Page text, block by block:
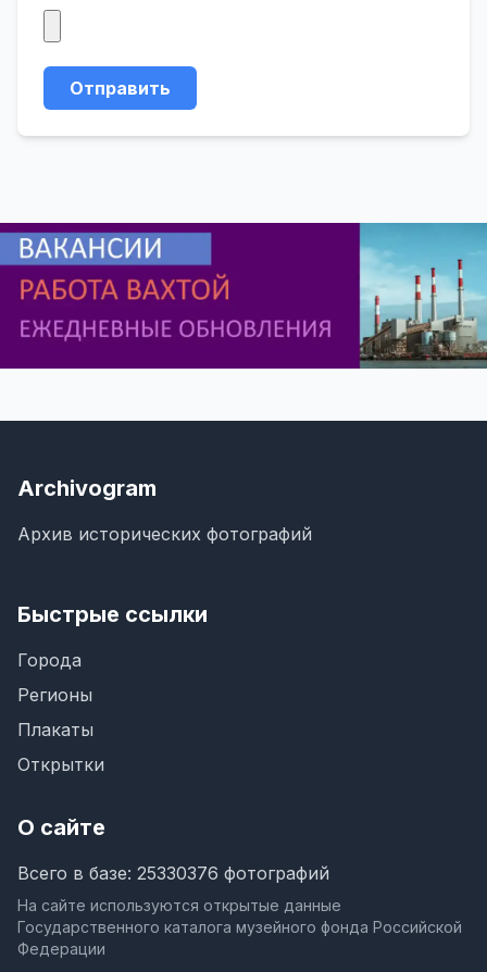
Отправить
Archivogram
Архив исторических фотографий
Быстрые ссылки
Города
Регионы
Плакаты
Открытки
О сайте
Всего в базе: 25330376 фотографий
На сайте используются открытые данные
Государственного каталога музейного фонда Российской
Федерации